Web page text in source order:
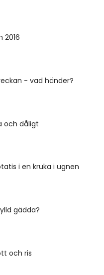
2016
- vad händer?
och dåligt
i en kruka i ugnen
gädda?
och ris